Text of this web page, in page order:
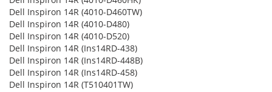
Dell Inspiron 14R (4010-D460TW)
Dell Inspiron 14R (4010-D480)
Dell Inspiron 14R (4010-D520)
Dell Inspiron 14R (Ins14RD-438)
Dell Inspiron 14R (Ins14RD-448B)
Dell Inspiron 14R (Ins14RD-458)
Dell Inspiron 14R (T510401TW)